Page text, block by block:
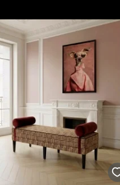
si emotii
le simt pe perioada
pentru pasiunile lor
simt fiorul primei
le au, poti sa
tapetele noastre
propriu in